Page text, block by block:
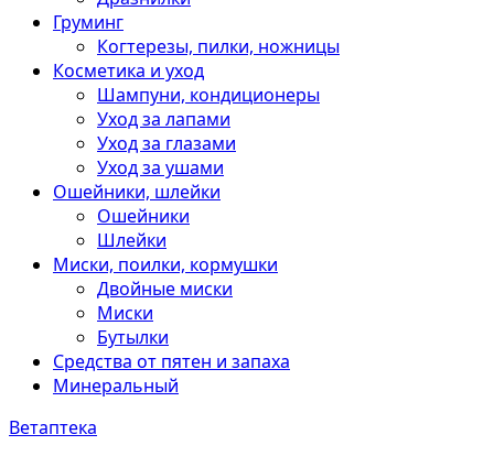
Груминг
Когтерезы, пилки, ножницы
Косметика и уход
Шампуни, кондиционеры
Уход за лапами
Уход за глазами
Уход за ушами
Ошейники, шлейки
Ошейники
Шлейки
Миски, поилки, кормушки
Двойные миски
Миски
Бутылки
Средства от пятен и запаха
Минеральный
Ветаптека